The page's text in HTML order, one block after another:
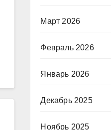
Март 2026
Февраль 2026
Январь 2026
Декабрь 2025
Ноябрь 2025